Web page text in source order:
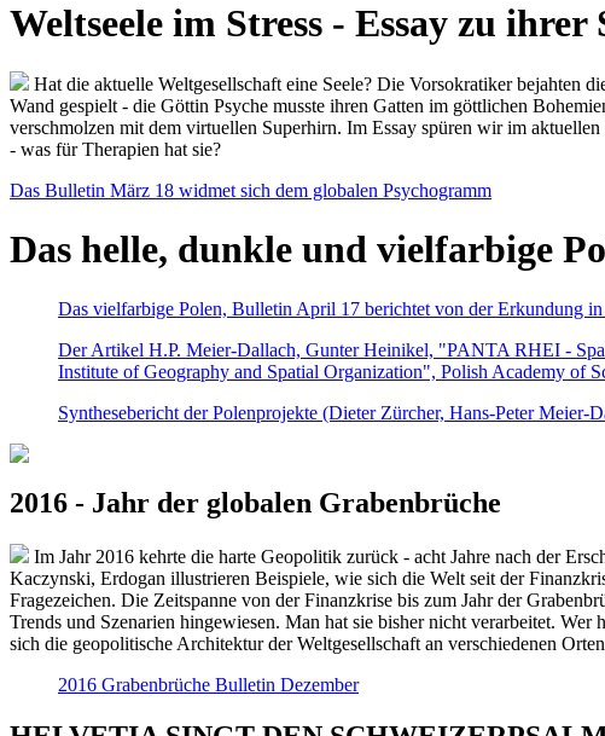
Weltseele im Stress - Essay zu
Hat die aktuelle Weltgesellschaft eine Seele? Die Vorsokratiker bejahten
Wand gespielt - die Göttin Psyche musste ihren Gatten im göttlichen
verschmolzen mit dem virtuellen Superhirn. Im Essay spüren wir im
- was für Therapien hat sie?
Das Bulletin März 18 widmet sich dem globalen Psychogramm
Das helle, dunkle und vielfarbige
Das vielfarbige Polen, Bulletin April 17 berichtet von der Erkundung
Der Artikel H.P. Meier-Dallach, Gunter Heinikel, "PANTA RHEI -
Institute of Geography and Spatial Organization", Polish Academy of
Synthesebericht der Polenprojekte (Dieter Zürcher, Hans-Peter
2016 - Jahr der globalen Grabenbrüche
Im Jahr 2016 kehrte die harte Geopolitik zurück - acht Jahre nach der
Kaczynski, Erdogan illustrieren Beispiele, wie sich die Welt seit der
Fragezeichen. Die Zeitspanne von der Finanzkrise bis zum Jahr der
Trends und Szenarien hingewiesen. Man hat sie bisher nicht verarbeitet.
sich die geopolitische Architektur der Weltgesellschaft an verschiedenen
2016 Grabenbrüche Bulletin Dezember